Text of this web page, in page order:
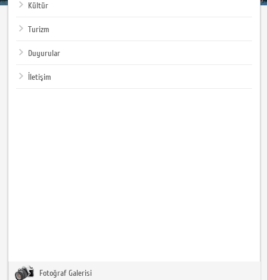
Kültür
Turizm
Duyurular
İletişim
Fotoğraf Galerisi